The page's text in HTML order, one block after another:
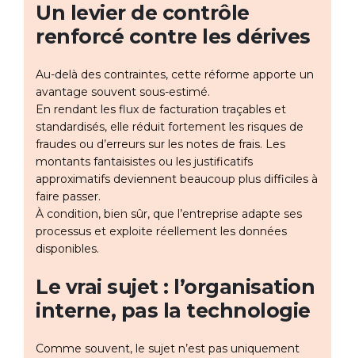
Un levier de contrôle
renforcé contre les dérives
Au-delà des contraintes, cette réforme apporte un
avantage souvent sous-estimé.
En rendant les flux de facturation traçables et
standardisés, elle réduit fortement les risques de
fraudes ou d’erreurs sur les notes de frais. Les
montants fantaisistes ou les justificatifs
approximatifs deviennent beaucoup plus difficiles à
faire passer.
À condition, bien sûr, que l’entreprise adapte ses
processus et exploite réellement les données
disponibles.
Le vrai sujet : l’organisation
interne, pas la technologie
Comme souvent, le sujet n’est pas uniquement